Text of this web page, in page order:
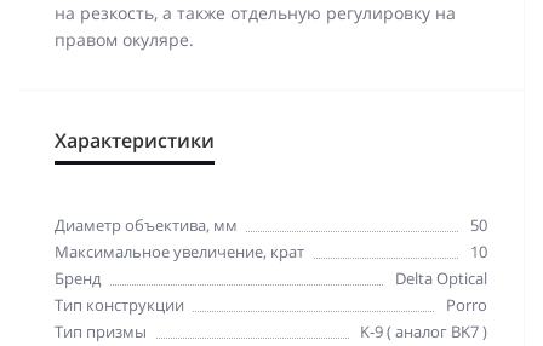
на резкость, а также отдельную регулировку на
правом окуляре.
Характеристики
Диаметр объектива, мм
50
Максимальное увеличение, крат
10
Бренд
Delta Optical
Тип конструкции
Porro
Тип призмы
K-9 ( аналог BK7 )